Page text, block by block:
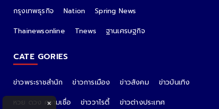
กรุงเทพธุรกิจ
Nation
Spring News
Thainewsonline
Tnews ฐานเศรษฐกิจ
CATE GORIES
ข่าวพระราชสำนัก ข่าวการเมือง ข่าวสังคม
ข่าวบันเทิง
หวย ดวง ความเชื่อ
ข่าววาไรตี้
ข่าวต่างประเทศ
×